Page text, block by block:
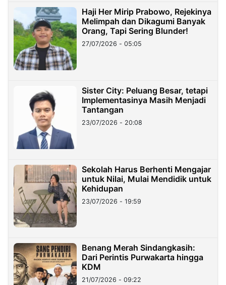
Haji Her Mirip Prabowo, Rejekinya
Melimpah dan Dikagumi Banyak
Orang, Tapi Sering Blunder!
27/07/2026 - 05:05
Sister City: Peluang Besar, tetapi
Implementasinya Masih Menjadi
Tantangan
23/07/2026 - 20:08
Sekolah Harus Berhenti Mengajar
untuk Nilai, Mulai Mendidik untuk
Kehidupan
23/07/2026 - 19:59
Benang Merah Sindangkasih:
Dari Perintis Purwakarta hingga
KDM
21/07/2026 - 09:22